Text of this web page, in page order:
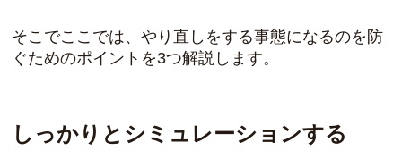
そこでここでは、やり直しをする事態になるのを防
ぐためのポイントを3つ解説します。
しっかりとシミュレーションする